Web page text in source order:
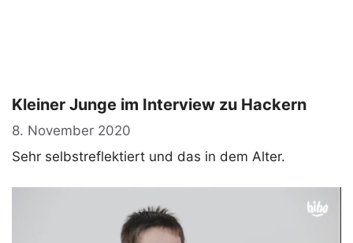
Kleiner Junge im Interview zu Hackern
8. November 2020
Sehr selbstreflektiert und das in dem Alter.